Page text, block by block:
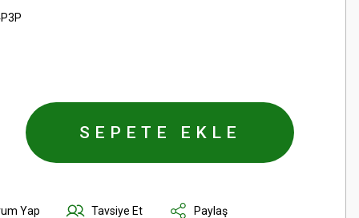
SEPETE EKLE
Yap Tavsiye Et Paylaş